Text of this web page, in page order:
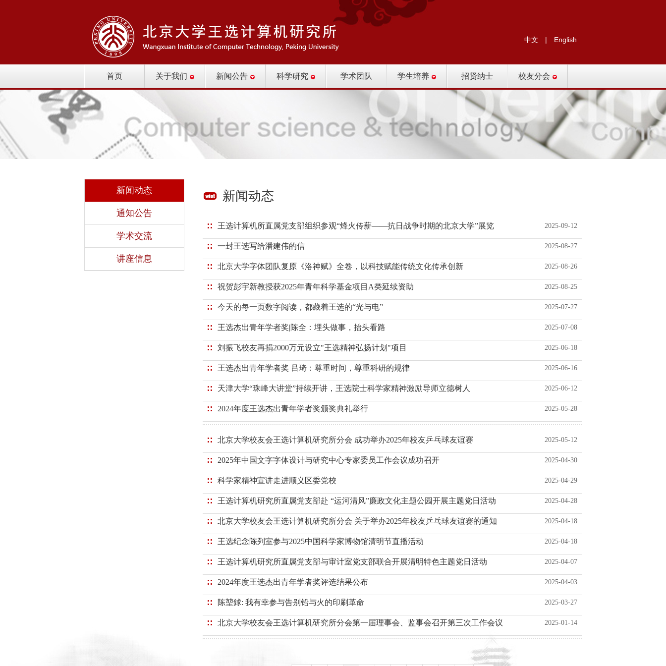
中文 | English
首页 关于我们 新闻公告 科学研究 学术团队 学生培养 招贤纳士 校友分会
新闻动态
2025-09-12
王选计算机所直属党支部组织参观“烽火传薪——抗日战争时期的北京大学”展览
2025-08-27
一封王选写给潘建伟的信
2025-08-26
北京大学字体团队复原《洛神赋》全卷，以科技赋能传统文化传承创新
2025-08-25
祝贺彭宇新教授获2025年青年科学基金项目A类延续资助
2025-07-27
今天的每一页数字阅读，都藏着王选的“光与电”
2025-07-08
王选杰出青年学者奖|陈全：埋头做事，抬头看路
2025-06-18
刘振飞校友再捐2000万元设立"王选精神弘扬计划"项目
2025-06-16
王选杰出青年学者奖 吕琦：尊重时间，尊重科研的规律
2025-06-12
天津大学“珠峰大讲堂”持续开讲，王选院士科学家精神激励导师立德树人
2025-05-28
2024年度王选杰出青年学者奖颁奖典礼举行
2025-05-12
北京大学校友会王选计算机研究所分会 成功举办2025年校友乒乓球友谊赛
2025-04-30
2025年中国文字字体设计与研究中心专家委员工作会议成功召开
2025-04-29
科学家精神宣讲走进顺义区委党校
2025-04-28
王选计算机研究所直属党支部赴 “运河清风”廉政文化主题公园开展主题党日活动
2025-04-18
北京大学校友会王选计算机研究所分会 关于举办2025年校友乒乓球友谊赛的通知
2025-04-18
王选纪念陈列室参与2025中国科学家博物馆清明节直播活动
2025-04-07
王选计算机研究所直属党支部与审计室党支部联合开展清明特色主题党日活动
2025-04-03
2024年度王选杰出青年学者奖评选结果公布
2025-03-27
陈堃銶: 我有幸参与告别铅与火的印刷革命
2025-01-14
北京大学校友会王选计算机研究所分会第一届理事会、监事会召开第三次工作会议
新闻动态
通知公告
学术交流
讲座信息